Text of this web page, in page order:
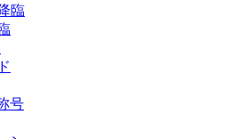
臨
号